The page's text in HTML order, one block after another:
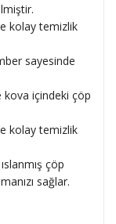
kolay temizlik
sayesinde
kova içindeki çöp
kolay temizlik
çöp
sağlar.